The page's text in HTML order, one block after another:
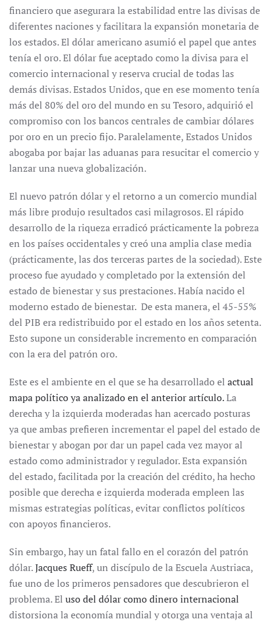
financiero que asegurara la estabilidad entre las divisas de
diferentes naciones y facilitara la expansión monetaria de
los estados. El dólar americano asumió el papel que antes
tenía el oro. El dólar fue aceptado como la divisa para el
comercio internacional y reserva crucial de todas las
demás divisas. Estados Unidos, que en ese momento tenía
más del 80% del oro del mundo en su Tesoro, adquirió el
compromiso con los bancos centrales de cambiar dólares
por oro en un precio fijo. Paralelamente, Estados Unidos
abogaba por bajar las aduanas para resucitar el comercio y
lanzar una nueva globalización.
El nuevo patrón dólar y el retorno a un comercio mundial
más libre produjo resultados casi milagrosos. El rápido
desarrollo de la riqueza erradicó prácticamente la pobreza
en los países occidentales y creó una amplia clase media
(prácticamente, las dos terceras partes de la sociedad). Este
proceso fue ayudado y completado por la extensión del
estado de bienestar y sus prestaciones. Había nacido el
moderno estado de bienestar. De esta manera, el 45-55%
del PIB era redistribuido por el estado en los años setenta.
Esto supone un considerable incremento en comparación
con la era del patrón oro.
Este es el ambiente en el que se ha desarrollado el actual
mapa político ya analizado en el anterior artículo.La
derecha y la izquierda moderadas han acercado posturas
ya que ambas prefieren incrementar el papel del estado de
bienestar y abogan por dar un papel cada vez mayor al
estado como administrador y regulador. Esta expansión
del estado, facilitada por la creación del crédito, ha hecho
posible que derecha e izquierda moderada empleen las
mismas estrategias políticas, evitar conflictos políticos
con apoyos financieros.
Sin embargo, hay un fatal fallo en el corazón del patrón
dólar.Jacques Rueff, un discípulo de la Escuela Austriaca,
fue uno de los primeros pensadores que descubrieron el
problema. El uso del dólar como dinero internacional
distorsiona la economía mundial y otorga una ventaja al